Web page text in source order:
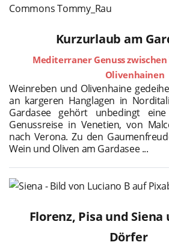
Kurzurlaub am
Mediterraner Genuss
Olivenhainen
Weinreben und Olivenhaine
an kargeren Hanglagen in
Gardasee gehört unbedingt
Genussreise in Venetien, von
nach Verona. Zu den
Wein und Oliven am Gardasee ...
Florenz, Pisa und
Dörfer